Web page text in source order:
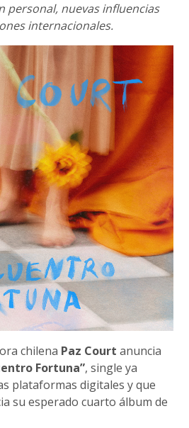
personal, nuevas influencias
internacionales.
chilena Paz Court anuncia
Fortuna”, single ya
plataformas digitales y que
su esperado cuarto álbum de